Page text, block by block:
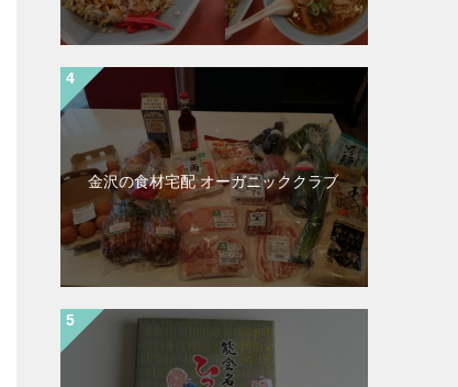
金沢の食材宅配 オーガニッククラブ